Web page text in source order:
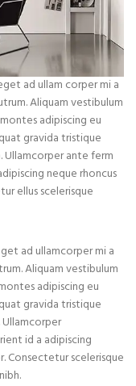
ad ullam corper mi a
Aliquam vestibulum
adipiscing eu
gravida tristique
ante ferm
neque rhoncus
ellus scelerisque
ad ullamcorper mi a
Aliquam vestibulum
adipiscing eu
gravida tristique
id a adipiscing
Consectetur scelerisque